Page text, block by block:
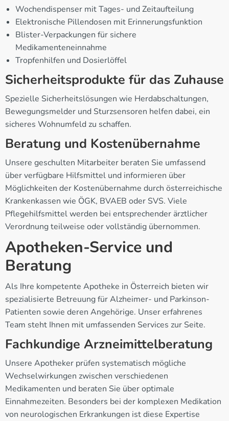
Wochendispenser mit Tages- und Zeitaufteilung
Elektronische Pillendosen mit Erinnerungsfunktion
Blister-Verpackungen für sichere
Medikamenteneinnahme
Tropfenhilfen und Dosierlöffel
Sicherheitsprodukte für das Zuhause
Spezielle Sicherheitslösungen wie Herdabschaltungen,
Bewegungsmelder und Sturzsensoren helfen dabei, ein
sicheres Wohnumfeld zu schaffen.
Beratung und Kostenübernahme
Unsere geschulten Mitarbeiter beraten Sie umfassend
über verfügbare Hilfsmittel und informieren über
Möglichkeiten der Kostenübernahme durch österreichische
Krankenkassen wie ÖGK, BVAEB oder SVS. Viele
Pflegehilfsmittel werden bei entsprechender ärztlicher
Verordnung teilweise oder vollständig übernommen.
Apotheken-Service und
Beratung
Als Ihre kompetente Apotheke in Österreich bieten wir
spezialisierte Betreuung für Alzheimer- und Parkinson-
Patienten sowie deren Angehörige. Unser erfahrenes
Team steht Ihnen mit umfassenden Services zur Seite.
Fachkundige Arzneimittelberatung
Unsere Apotheker prüfen systematisch mögliche
Wechselwirkungen zwischen verschiedenen
Medikamenten und beraten Sie über optimale
Einnahmezeiten. Besonders bei der komplexen Medikation
von neurologischen Erkrankungen ist diese Expertise